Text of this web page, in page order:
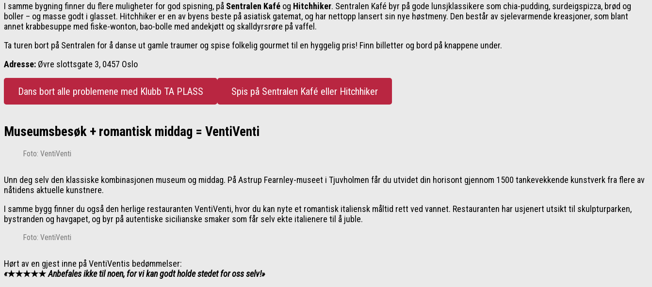
I samme bygning finner du flere muligheter for god spisning, på Sentralen Kafé og Hitchhiker. Sentralen Kafé byr på gode lunsjklassikere som chia-pudding, surdeigspizza, brød og
boller – og masse godt i glasset. Hitchhiker er en av byens beste på asiatisk gatemat, og har nettopp lansert sin nye høstmeny. Den består av sjelevarmende kreasjoner, som blant
annet krabbesuppe med fiske-wonton, bao-bolle med andekjøtt og skalldyrsrøre på vaffel.
Ta turen bort på Sentralen for å danse ut gamle traumer og spise folkelig gourmet til en hyggelig pris! Finn billetter og bord på knappene under.
Adresse: Øvre slottsgate 3, 0457 Oslo
Dans bort alle problemene med Klubb TA PLASS Spis på Sentralen Kafé eller Hitchhiker
Museumsbesøk + romantisk middag = VentiVenti
Foto: VentiVenti
Unn deg selv den klassiske kombinasjonen museum og middag. På Astrup Fearnley-museet i Tjuvholmen får du utvidet din horisont gjennom 1500 tankevekkende kunstverk fra flere av
nåtidens aktuelle kunstnere.
I samme bygg finner du også den herlige restauranten VentiVenti, hvor du kan nyte et romantisk italiensk måltid rett ved vannet. Restauranten har usjenert utsikt til skulpturparken,
bystranden og havgapet, og byr på autentiske sicilianske smaker som får selv ekte italienere til å juble.
Foto: VentiVenti
Hørt av en gjest inne på VentiVentis bedømmelser:
«★★★★★Anbefales ikke til noen, for vi kan godt holde stedet for oss selv!»